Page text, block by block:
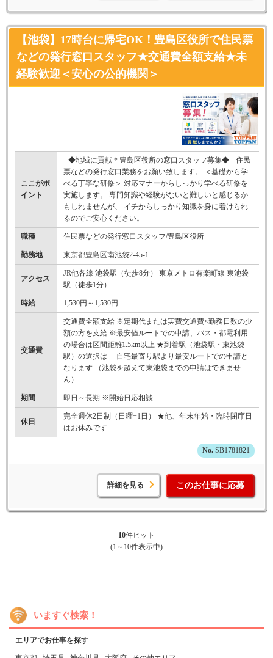
【池袋】17時台に帰宅OK！豊島区役所で住民票
などの発行窓口スタッフ★交通費全額支給★未
経験歓迎＜安心の公的機関＞
ここがポ
イント
--◆地域に貢献＊豊島区役所の窓口スタッフ募集◆-- 住民
票などの発行窓口業務をお願い致します。 ＜基礎から学
べる丁寧な研修＞ 対応マナーからしっかり学べる研修を
実施します。 専門知識や経験がないと難しいと感じるか
もしれませんが、 イチからしっかり知識を身に着けられ
るのでご安心ください。
職種 住民票などの発行窓口スタッフ/豊島区役所
勤務地 東京都豊島区南池袋2-45-1
アクセス
JR他各線 池袋駅（徒歩8分） 東京メトロ有楽町線 東池袋
駅（徒歩1分）
時給 1,530円～1,530円
交通費
交通費全額支給 ※定期代または実費交通費×勤務日数の少
額の方を支給 ※最安値ルートでの申請、バス・都電利用
の場合は区間距離1.5km以上 ★到着駅（池袋駅・東池袋
駅）の選択は 自宅最寄り駅より最安ルートでの申請と
なります （池袋を超えて東池袋までの申請はできませ
ん）
期間 即日～長期 ※開始日応相談
休日
完全週休2日制（日曜+1日） ★他、年末年始・臨時閉庁日
はお休みです
SB1781821
詳細を見る このお仕事に応募
10件ヒット
(1～10件表示中)
いますぐ検索！
エリアでお仕事を探す